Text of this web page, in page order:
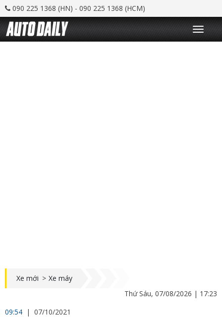
090 225 1368 (HN) - 090 225 1368 (HCM)
T
o
g
Xe mới > Xe máy
Thứ Sáu, 07/08/2026 | 17:23
09:54 | 07/10/2021